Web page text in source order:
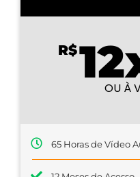
R$
OU À
65 Horas de Vídeo